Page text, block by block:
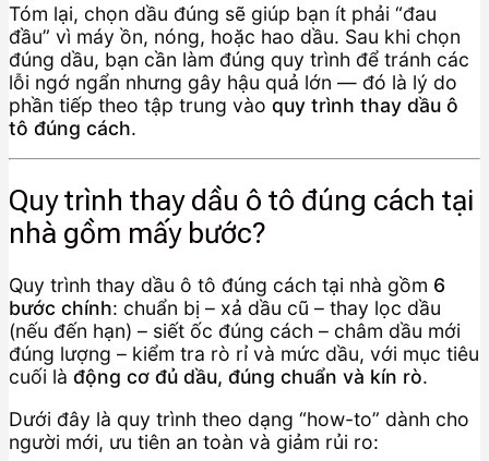
Tóm lại, chọn dầu đúng sẽ giúp bạn ít phải “đau
đầu” vì máy ồn, nóng, hoặc hao dầu. Sau khi chọn
đúng dầu, bạn cần làm đúng quy trình để tránh các
lỗi ngớ ngẩn nhưng gây hậu quả lớn — đó là lý do
phần tiếp theo tập trung vào quy trình thay dầu ô
tô đúng cách.
Quy trình thay dầu ô tô đúng cách tại
nhà gồm mấy bước?
Quy trình thay dầu ô tô đúng cách tại nhà gồm 6
bước chính: chuẩn bị – xả dầu cũ – thay lọc dầu
(nếu đến hạn) – siết ốc đúng cách – châm dầu mới
đúng lượng – kiểm tra rò rỉ và mức dầu, với mục tiêu
cuối là động cơ đủ dầu, đúng chuẩn và kín rò.
Dưới đây là quy trình theo dạng “how-to” dành cho
người mới, ưu tiên an toàn và giảm rủi ro: